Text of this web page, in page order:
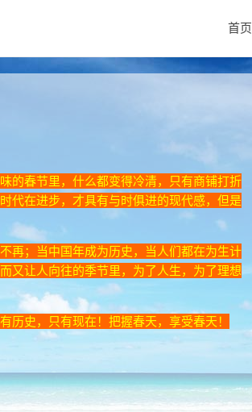
首页
的春节里，什么都变得冷清，只有商铺打折
代在进步，才具有与时俱进的现代感，但是
再；当中国年成为历史，当人们都在为生计
又让人向往的季节里，为了人生，为了理想
史，只有现在！把握春天，享受春天！